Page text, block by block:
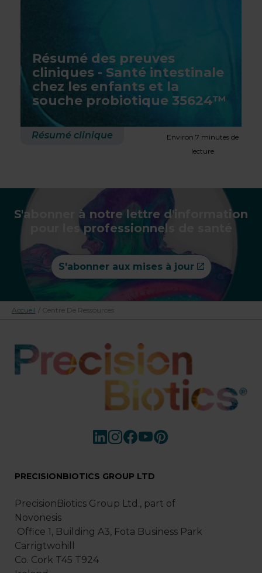
Résumé des preuves
cliniques - Santé intestinale
chez les enfants et la
souche probiotique 35624™
Résumé clinique
Environ 7 minutes de
lecture
S'abonner à notre lettre d'information
pour les professionnels de santé
S'abonner aux mises à jour
Accueil / Centre De Ressources
PRECISIONBIOTICS GROUP LTD
PrecisionBiotics Group Ltd., part of
Novonesis
Office 1, Building A3, Fota Business Park
Carrigtwohill
Co. Cork T45 T924